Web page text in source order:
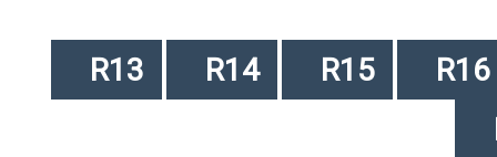
R13 R14 R15
R16